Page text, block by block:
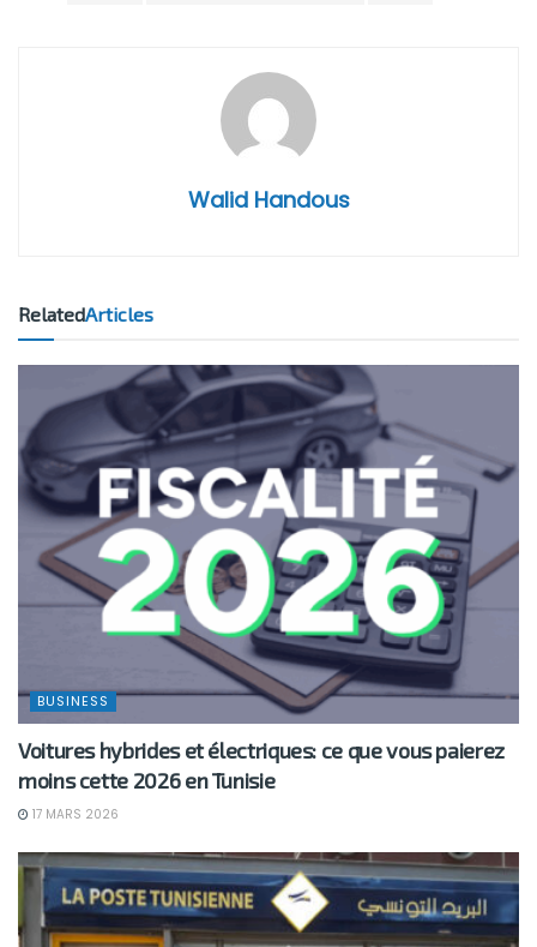
Walid Handous
RelatedArticles
BUSINESS
Voitures hybrides et électriques: ce que vous paierez
moins cette 2026 en Tunisie
17 MARS 2026